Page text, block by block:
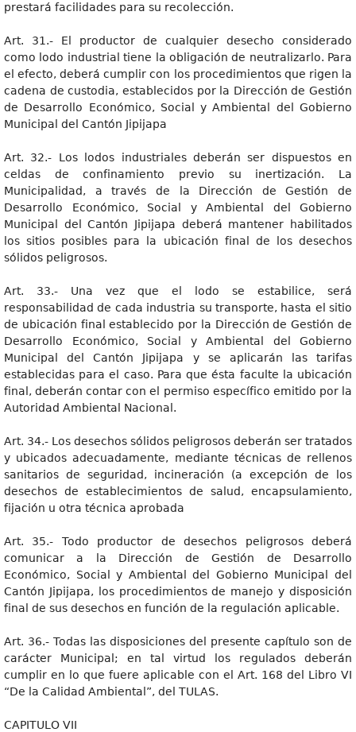
prestará facilidades para su recolección.
Art. 31.- El productor de cualquier desecho considerado
como lodo industrial tiene la obligación de neutralizarlo. Para
el efecto, deberá cumplir con los procedimientos que rigen la
cadena de custodia, establecidos por la Dirección de Gestión
de Desarrollo Económico, Social y Ambiental del Gobierno
Municipal del Cantón Jipijapa
Art. 32.- Los lodos industriales deberán ser dispuestos en
celdas de confinamiento previo su inertización. La
Municipalidad, a través de la Dirección de Gestión de
Desarrollo Económico, Social y Ambiental del Gobierno
Municipal del Cantón Jipijapa deberá mantener habilitados
los sitios posibles para la ubicación final de los desechos
sólidos peligrosos.
Art. 33.- Una vez que el lodo se estabilice, será
responsabilidad de cada industria su transporte, hasta el sitio
de ubicación final establecido por la Dirección de Gestión de
Desarrollo Económico, Social y Ambiental del Gobierno
Municipal del Cantón Jipijapa y se aplicarán las tarifas
establecidas para el caso. Para que ésta faculte la ubicación
final, deberán contar con el permiso específico emitido por la
Autoridad Ambiental Nacional.
Art. 34.- Los desechos sólidos peligrosos deberán ser tratados
y ubicados adecuadamente, mediante técnicas de rellenos
sanitarios de seguridad, incineración (a excepción de los
desechos de establecimientos de salud, encapsulamiento,
fijación u otra técnica aprobada
Art. 35.- Todo productor de desechos peligrosos deberá
comunicar a la Dirección de Gestión de Desarrollo
Económico, Social y Ambiental del Gobierno Municipal del
Cantón Jipijapa, los procedimientos de manejo y disposición
final de sus desechos en función de la regulación aplicable.
Art. 36.- Todas las disposiciones del presente capítulo son de
carácter Municipal; en tal virtud los regulados deberán
cumplir en lo que fuere aplicable con el Art. 168 del Libro VI
“De la Calidad Ambiental”, del TULAS.
CAPITULO VII